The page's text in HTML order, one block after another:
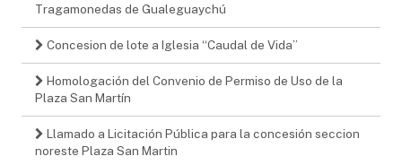
Tragamonedas de Gualeguaychú
Concesion de lote a Iglesia “Caudal de Vida”
Homologación del Convenio de Permiso de Uso de la
Plaza San Martín
Llamado a Licitación Pública para la concesión seccion
noreste Plaza San Martin